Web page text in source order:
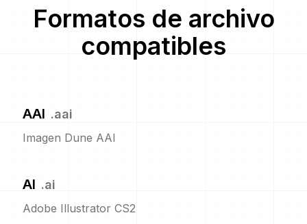
Formatos de archivo
compatibles
AAI .aai
Imagen Dune AAI
AI .ai
Adobe Illustrator CS2